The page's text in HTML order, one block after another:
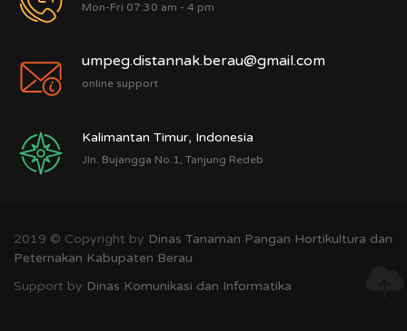
Mon-Fri 07:30 am - 4 pm
umpeg.distannak.berau@gmail.com
online support
Kalimantan Timur, Indonesia
Jln. Bujangga No.1, Tanjung Redeb
2019 © Copyright by Dinas Tanaman Pangan Hortikultura dan
Peternakan Kabupaten Berau
Support by Dinas Komunikasi dan Informatika